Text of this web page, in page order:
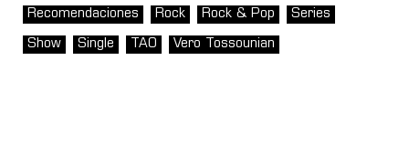
Recomendaciones Rock Rock & Pop Series
Show Single TAO Vero Tossounian